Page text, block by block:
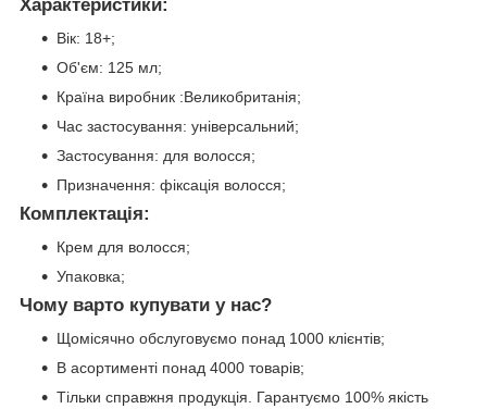
Характеристики:
Вік: 18+;
Об'єм: 125 мл;
Країна виробник :Великобританія;
Час застосування: універсальний;
Застосування: для волосся;
Призначення: фіксація волосся;
Комплектація:
Крем для волосся;
Упаковка;
Чому варто купувати у нас?
Щомісячно обслуговуємо понад 1000 клієнтів;
В асортименті понад 4000 товарів;
Тільки справжня продукція. Гарантуємо 100% якість